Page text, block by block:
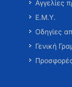
Αγγελίες
Ε.Μ.Υ.
Οδηγίες
Γενική